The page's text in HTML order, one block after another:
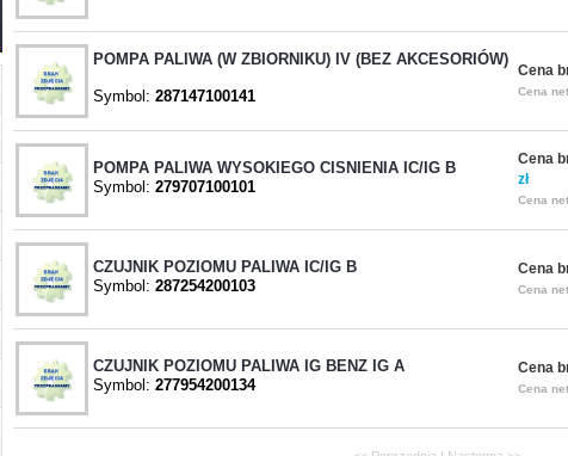
POMPA PALIWA (W ZBIORNIKU) IV (BEZ AKCESORIÓW)
Symbol: 287147100141
Cena
Cena
POMPA PALIWA WYSOKIEGO CISNIENIA IC/IG B
Symbol: 279707100101
Cena
zł
Cena
CZUJNIK POZIOMU PALIWA IC/IG B
Symbol: 287254200103
Cena
Cena
CZUJNIK POZIOMU PALIWA IG BENZ IG A
Symbol: 277954200134
Cena
Cena